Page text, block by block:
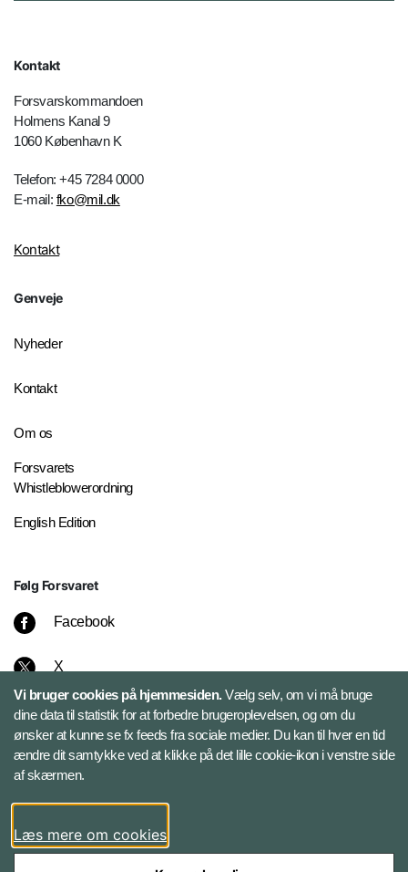
Kontakt
Forsvarskommandoen
Holmens Kanal 9
1060 København K
Telefon: +45 7284 0000
E-mail: fko@mil.dk
Kontakt
Genveje
Nyheder
Kontakt
Om os
Forsvarets
Whistleblowerordning
English Edition
Følg Forsvaret
Facebook
X
Instagram
Bluesky
LinkedIn
Vi bruger cookies på hjemmesiden.Vælg selv, om vi må bruge
dine data til statistik for at forbedre brugeroplevelsen, og om du
ønsker at kunne se fx feeds fra sociale medier. Du kan til hver en tid
ændre dit samtykke ved at klikke på det lille cookie-ikon i venstre side
af skærmen.
Læs mere om cookies